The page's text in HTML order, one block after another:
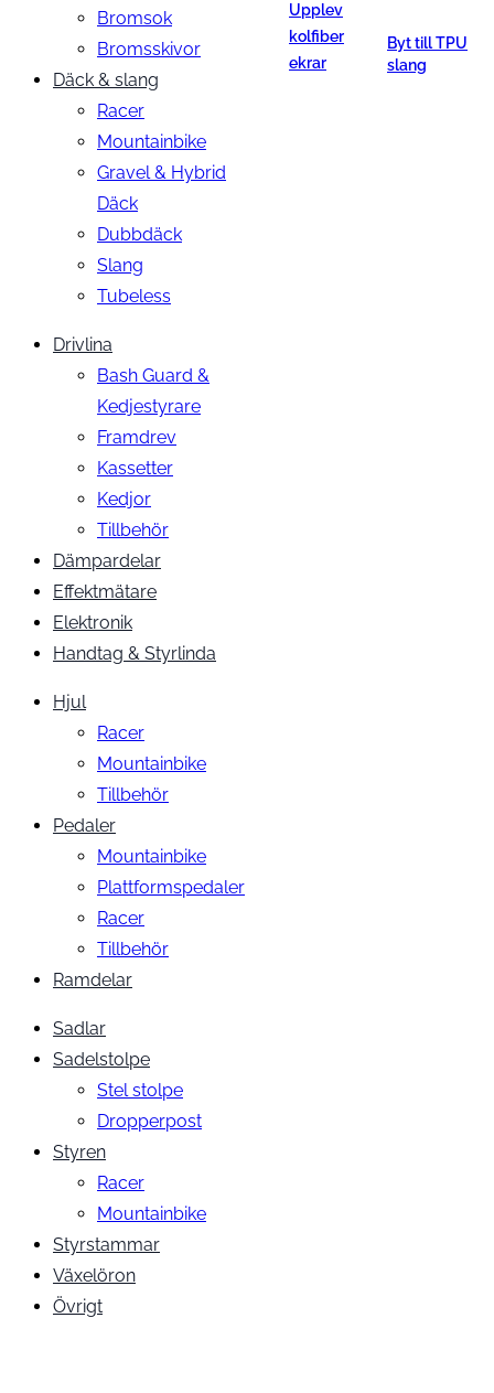
Bromsok
Bromsskivor
Däck & slang
Racer
Mountainbike
Gravel & Hybrid
Däck
Dubbdäck
Slang
Tubeless
Drivlina
Bash Guard &
Kedjestyrare
Framdrev
Kassetter
Kedjor
Tillbehör
Dämpardelar
Effektmätare
Elektronik
Handtag & Styrlinda
Hjul
Racer
Mountainbike
Tillbehör
Pedaler
Mountainbike
Plattformspedaler
Racer
Tillbehör
Ramdelar
Sadlar
Sadelstolpe
Stel stolpe
Dropperpost
Styren
Racer
Mountainbike
Styrstammar
Växelöron
Övrigt
Upplev
kolfiber
ekrar
Byt till TPU
slang